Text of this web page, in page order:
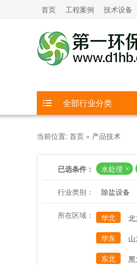
首页 工程案例 技术设备
全部行业分类
当前位置: 首页 » 产品技术
已选条件： 水处理
行业类别： 除盐设备
所在区域： 华北
华东
东北